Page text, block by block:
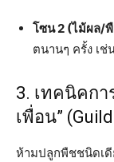
โซน 2 (ไม้ผล/
ตนานๆ ครั้ง เช่
3. เทคนิคกา
เพื่อน”
ห้ามปลูกพืชชนิดเ